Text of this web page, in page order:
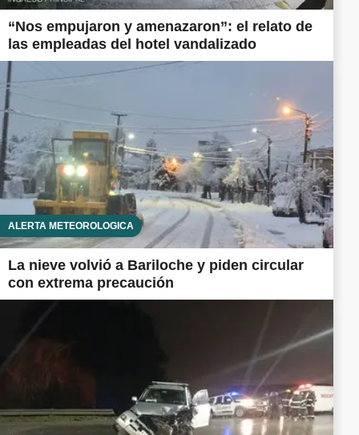
“Nos empujaron y amenazaron”: el relato de
las empleadas del hotel vandalizado
ALERTA METEOROLÓGICA
La nieve volvió a Bariloche y piden circular
con extrema precaución